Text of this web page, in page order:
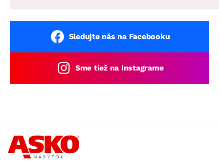
sedacích súprav
Sledujte nás na Facebooku
Sme tiež na Instagrame